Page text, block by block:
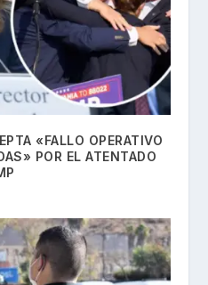
«FALLO OPERATIVO
POR EL ATENTADO